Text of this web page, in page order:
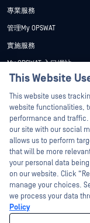
專業服務
管理My OPSWAT
實施服務
My OPSWAT 入口網站
技術檔案
訓練
漏洞通報計畫
合作夥伴
認證
技術合作夥伴
管道合作夥伴計劃
©2026OPSWAT . 保留所有
This Website
This website uses
website functionalities,
performance and
our site with our social
allows us to perform
that will be more
your personal data
on our website. Click
manage your choices.
we process your data
Policy